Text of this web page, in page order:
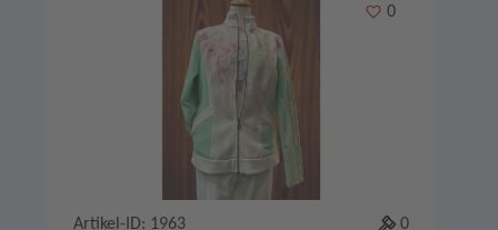
Merken
0
Artikel-ID: 1963 0